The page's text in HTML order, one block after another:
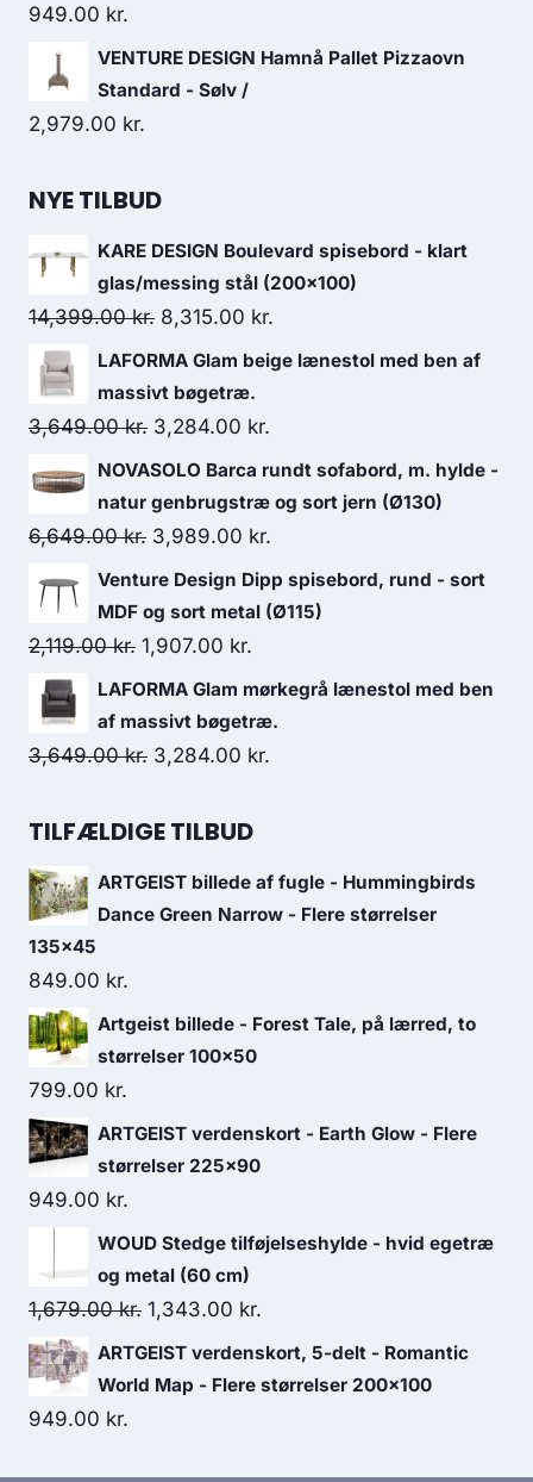
949.00 kr.
VENTURE DESIGN Hamnå Pallet Pizzaovn
Standard - Sølv /
2,979.00 kr.
NYE TILBUD
KARE DESIGN Boulevard spisebord - klart
glas/messing stål (200x100)
14,399.00kr. 8,315.00 kr.
LAFORMA Glam beige lænestol med ben af
massivt bøgetræ.
3,649.00kr. 3,284.00 kr.
NOVASOLO Barca rundt sofabord, m. hylde -
natur genbrugstræ og sort jern (Ø130)
6,649.00kr. 3,989.00 kr.
Venture Design Dipp spisebord, rund - sort
MDF og sort metal (Ø115)
2,119.00kr. 1,907.00 kr.
LAFORMA Glam mørkegrå lænestol med ben
af massivt bøgetræ.
3,649.00kr. 3,284.00 kr.
TILFÆLDIGE TILBUD
ARTGEIST billede af fugle - Hummingbirds
Dance Green Narrow - Flere størrelser
135x45
849.00 kr.
Artgeist billede - Forest Tale, på lærred, to
størrelser 100x50
799.00 kr.
ARTGEIST verdenskort - Earth Glow - Flere
størrelser 225x90
949.00 kr.
WOUD Stedge tilføjelseshylde - hvid egetræ
og metal (60 cm)
1,679.00kr. 1,343.00 kr.
ARTGEIST verdenskort, 5-delt - Romantic
World Map - Flere størrelser 200x100
949.00 kr.